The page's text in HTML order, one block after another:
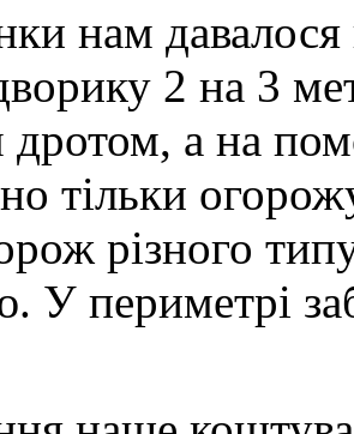
нам
2 на 3
а на
тільки
різного
У периметрі